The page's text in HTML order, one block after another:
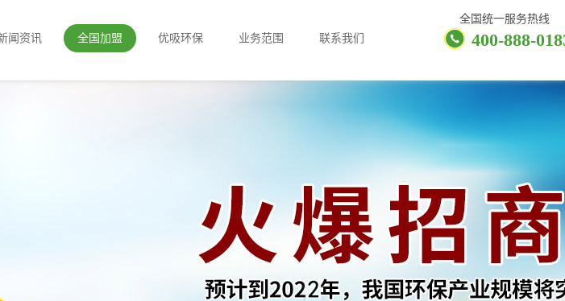
全国统一服务热线
400-888-
闻资讯 全国加盟 优吸环保 业务范围 联系我们